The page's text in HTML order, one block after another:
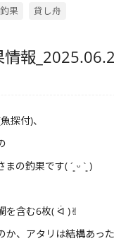
釣果 貸し舟
情報
探付)、
まの釣果です( ´͈ ᵕ `͈ )
を含む6枚( ᐛ )✌︎
か、アタリは結構あっ